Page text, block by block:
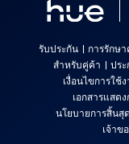
รับประกัน การรักษ
สำหรับคู่ค้า
ปร
เงื่อนไขการใช้
เอกสารแสด
นโยบายการสิ้นสุ
เจ้าข